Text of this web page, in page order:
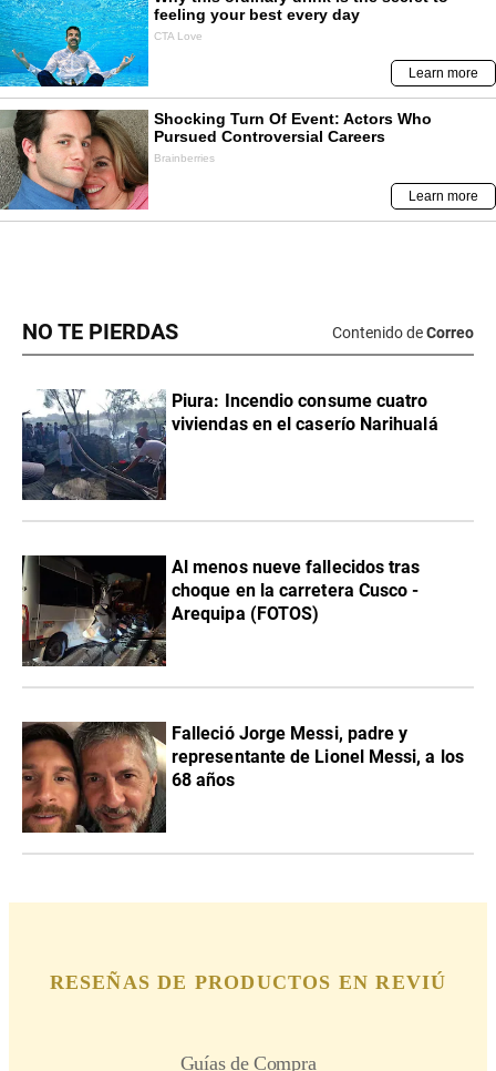
NO TE PIERDAS Contenido deCorreo
Piura: Incendio consume cuatro
viviendas en el caserío Narihualá
Al menos nueve fallecidos tras
choque en la carretera Cusco -
Arequipa (FOTOS)
Falleció Jorge Messi, padre y
representante de Lionel Messi, a los
68 años